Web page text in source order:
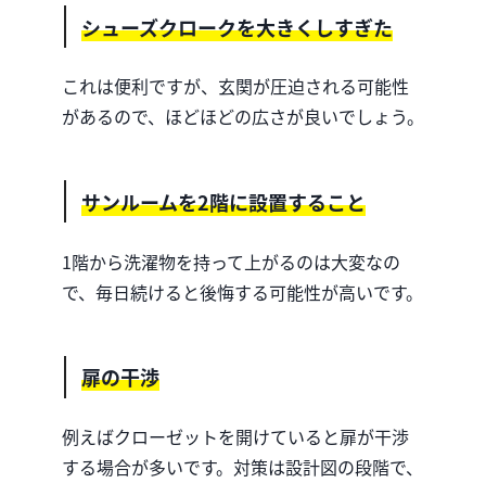
シューズクロークを大きくしすぎた
これは便利ですが、玄関が圧迫される可能性
があるので、ほどほどの広さが良いでしょう。
サンルームを2階に設置すること
1階から洗濯物を持って上がるのは大変なの
で、毎日続けると後悔する可能性が高いです。
扉の干渉
例えばクローゼットを開けていると扉が干渉
する場合が多いです。対策は設計図の段階で、